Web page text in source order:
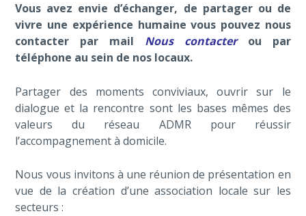
Vous avez envie d’échanger, de partager ou de
vivre une expérience humaine vous pouvez nous
contacter par mail Nous contacterou par
téléphone au sein de nos locaux.
Partager des moments conviviaux, ouvrir sur le
dialogue et la rencontre sont les bases mêmes des
valeurs du réseau ADMR pour réussir
l’accompagnement à domicile.
Nous vous invitons à une réunion de présentation en
vue de la création d’une association locale sur les
secteurs :